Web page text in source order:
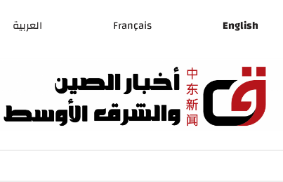
English
Français العربية